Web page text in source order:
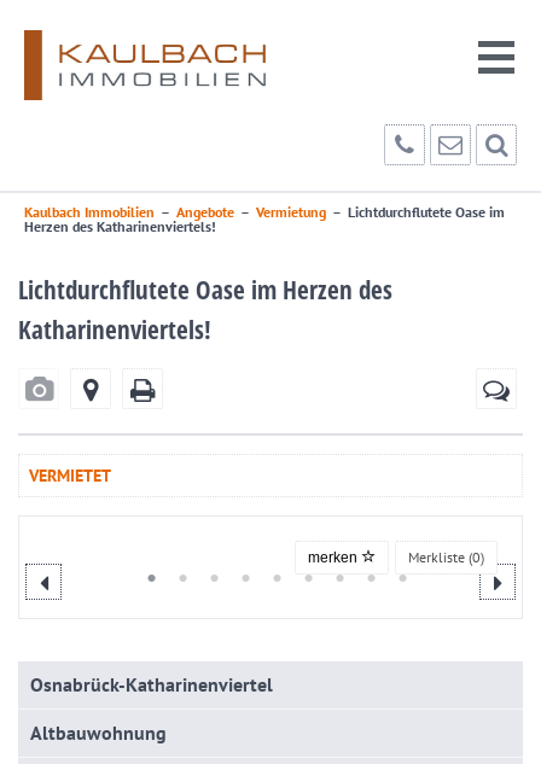
Kaulbach Immobilien – Angebote – Vermietung – Lichtdurchflutete Oase im
Herzen des Katharinenviertels!
Lichtdurchflutete Oase im Herzen des
Katharinenviertels!
VERMIETET
Merkliste (0)
merken
Osnabrück-Katharinenviertel
Altbauwohnung